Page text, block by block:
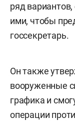
ряд
ими, чтобы
госсекретарь.
Он также
вооруженные
графика и
операции